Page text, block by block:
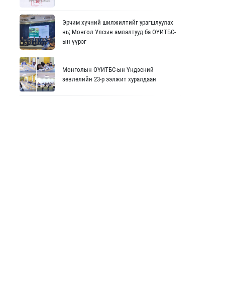
Эрчим хүчний шилжилтийг урагшлуулах
нь; Монгол Улсын амлалтууд ба ОҮИТБС-
ын үүрэг
Монголын ОҮИТБС-ын Үндэсний
зөвлөлийн 23-р ээлжит хуралдаан